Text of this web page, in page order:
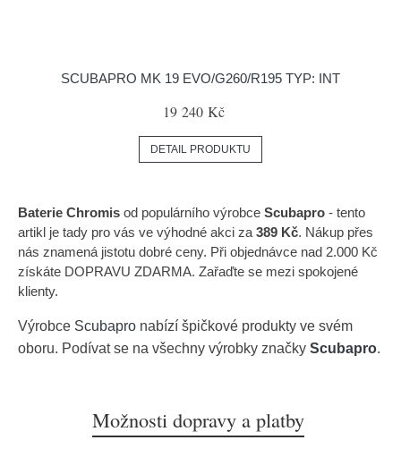
SCUBAPRO MK 19 EVO/G260/R195 TYP: INT
19 240 Kč
DETAIL PRODUKTU
Baterie Chromis od populárního výrobce Scubapro - tento
artikl je tady pro vás ve výhodné akci za 389 Kč. Nákup přes
nás znamená jistotu dobré ceny. Při objednávce nad 2.000 Kč
získáte DOPRAVU ZDARMA. Zařaďte se mezi spokojené
klienty.
Výrobce Scubapro nabízí špičkové produkty ve svém
oboru. Podívat se na všechny výrobky značky Scubapro.
Možnosti dopravy a platby